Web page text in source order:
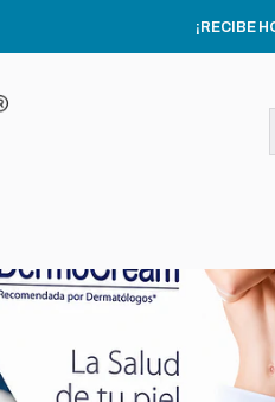
¡RECIBE
CUIDADO E